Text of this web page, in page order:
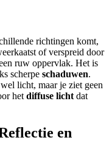
richtingen komt,
of verspreid door
ruw oppervlak. Het is
scherpe schaduwen.
licht, maar je ziet geen
het diffuse licht dat
en